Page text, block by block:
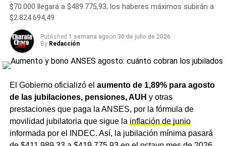
domésticas en mayo de 2026
Con el aumento acumulativo del 1,6% aplicado en mayo,
los valores por hora y por mes según categoría son los
siguientes:
Supervisores con retiro:
$4.233,82 la hora /
$528.158,40 el mes.
Supervisores sin retiro:
$4.614,42 /
$585.432,62.
Personal para tareas específicas con
retiro: $4.022,91 / $492.481,06.
Personal para tareas
específicas sin retiro:$4.387,44 / $545.356,31.
Caseros: $3.805,10 / $481.109,55.Asistencia y
$70.000 llegará a $489.775,93; los haberes máximos subirán a
$2.824.694,49
Published 1 semana agoon 30 de julio de 2026
By Redacción
El Gobierno oficializó el aumento de 1,89% para agosto
de las jubilaciones, pensiones, AUH y otras
prestaciones que paga la ANSES, por la fórmula de
movilidad jubilatoria que sigue la inflación de junio
informada por el INDEC. Así, la jubilación mínima pasará